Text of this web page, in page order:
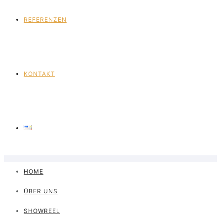
REFERENZEN
KONTAKT
HOME
ÜBER UNS
SHOWREEL